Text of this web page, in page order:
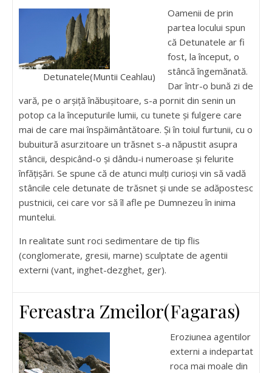
Detunatele(Muntii Ceahlau)
Oamenii de prin
partea locului spun
că Detunatele ar fi
fost, la început, o
stâncă îngemănată.
Dar într-o bună zi de
vară, pe o arşiţă înăbuşitoare, s-a pornit din senin un
potop ca la începuturile lumii, cu tunete şi fulgere care
mai de care mai înspăimântătoare. Şi în toiul furtunii, cu o
bubuitură asurzitoare un trăsnet s-a năpustit asupra
stâncii, despicând-o şi dându-i numeroase şi felurite
înfăţişări. Se spune că de atunci mulţi curioşi vin să vadă
stâncile cele detunate de trăsnet şi unde se adăpostesc
pustnicii, cei care vor să îl afle pe Dumnezeu în inima
muntelui.
In realitate sunt roci sedimentare de tip flis
(conglomerate, gresii, marne) sculptate de agentii
externi (vant, inghet-dezghet, ger).
Fereastra Zmeilor(Fagaras)
Eroziunea agentilor
externi a indepartat
roca mai moale din